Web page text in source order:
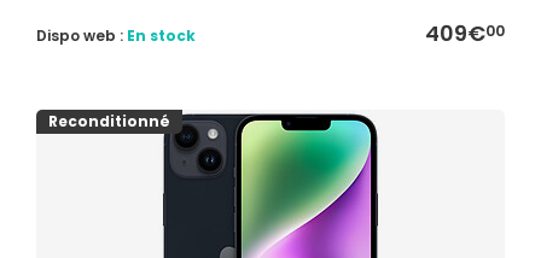
409€00
Dispo web : En stock
Reconditionné